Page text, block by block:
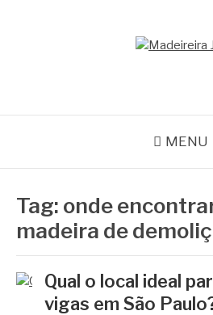
MENU
Tag: onde
madeira de
Qual o local ideal
vigas em São